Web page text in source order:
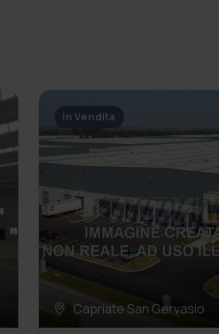
Capriate San Gervasio
In Vendita